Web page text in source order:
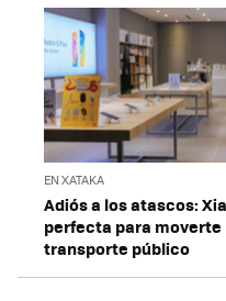
EN XATAKA
Adiós a los atascos:
perfecta para
transporte público